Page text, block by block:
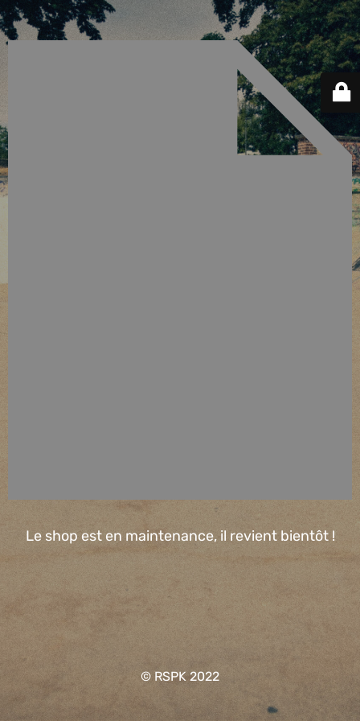
Le shop est en maintenance, il revient bientôt !
© RSPK 2022